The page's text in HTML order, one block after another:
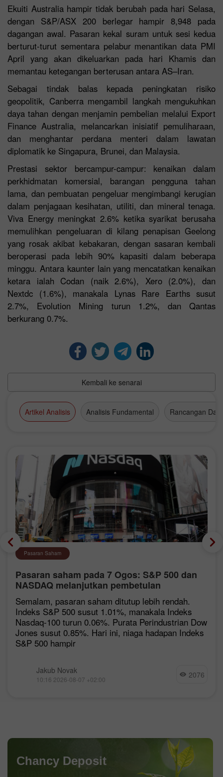
Ekuiti Australia hampir tidak berubah pada hari Selasa,
dengan S&P/ASX 200 berlegar hampir 8,948 pada
dagangan awal. Pasaran kekal suram untuk sesi kedua
berturut-turut sementara pelabur menantikan data PMI
April yang akan dikeluarkan pada hari Khamis dan
memantau ketegangan berterusan antara AS–Iran.
Sebagai tindak balas kepada peningkatan risiko
geopolitik, Canberra mengambil langkah mengukuhkan
daya tahan dengan menjamin pembelian melalui Export
Finance Australia, melancarkan inisiatif pemuliharaan,
dan menghantar perdana menteri dalam lawatan
diplomatik ke Singapura, Brunei, dan Malaysia.
Prestasi sektor bercampur-campur: kenaikan dalam
perkhidmatan komersial, barangan pengguna tahan
lama, dan pembuatan pengeluar mengimbangi kerugian
dalam penjagaan kesihatan, utiliti, dan mineral tenaga.
Viva Energy meningkat 2.6% ketika syarikat berusaha
memulihkan pengeluaran di kilang penapisan Geelong
yang rosak akibat kebakaran, dengan sasaran kembali
beroperasi pada lebih 90% kapasiti dalam beberapa
minggu. Antara kaunter lain yang mencatatkan kenaikan
ketara ialah Codan (naik 2.6%), Xero (2.0%), dan
Nextdc (1.6%), manakala Lynas Rare Earths susut
2.7%, Evolution Mining turun 1.2%, dan Qantas
berkurang 0.7%.
Kembali ke senarai
Artikel Analisis Analisis Fundamental Rancangan
Pasaran Saham
Pasaran saham pada 7 Ogos: S&P 500 dan
NASDAQ melanjutkan pembetulan
Semalam, pasaran saham ditutup lebih rendah.
Indeks S&P 500 susut 1.01%, manakala Indeks
Nasdaq-100 turun 0.06%. Purata Perindustrian Dow
Jones susut 0.85%. Hari ini, niaga hadapan Indeks
S&P 500 hampir
Jakub Novak
10:16 2026-08-07 +02:00 2076
Chancy Deposit